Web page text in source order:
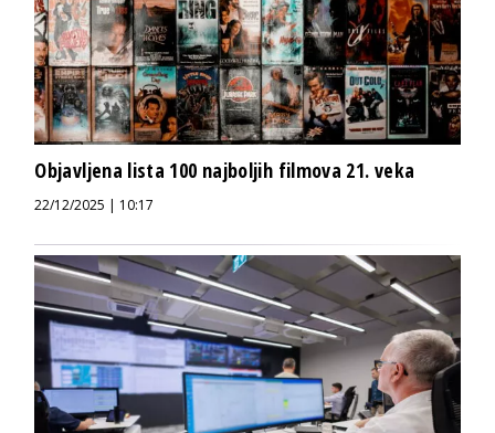
Objavljena lista 100 najboljih filmova 21. veka
22/12/2025 | 10:17